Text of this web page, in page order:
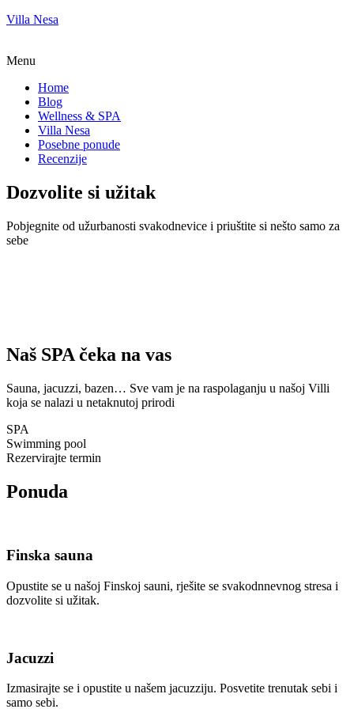
Villa Nesa
Menu
Home
Blog
Wellness & SPA
Villa Nesa
Posebne ponude
Recenzije
Dozvolite si užitak
Pobjegnite od užurbanosti svakodnevice i priuštite si nešto samo za
sebe
Naš SPA čeka na vas
Sauna, jacuzzi, bazen… Sve vam je na raspolaganju u našoj Villi
koja se nalazi u netaknutoj prirodi
SPA
Swimming pool
Rezervirajte termin
Ponuda
Finska sauna
Opustite se u našoj Finskoj sauni, rješite se svakodnnevnog stresa i
dozvolite si užitak.
Jacuzzi
Izmasirajte se i opustite u našem jacuzziju. Posvetite trenutak sebi i
samo sebi.